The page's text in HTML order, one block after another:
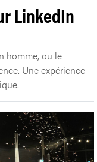
LinkedIn
homme, ou le
Une expérience